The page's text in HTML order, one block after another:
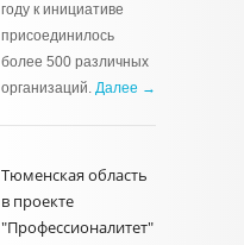
году к инициативе
присоединилось
более 500 различных
организаций. Далее →
Тюменская область
в проекте
"Профессионалитет"